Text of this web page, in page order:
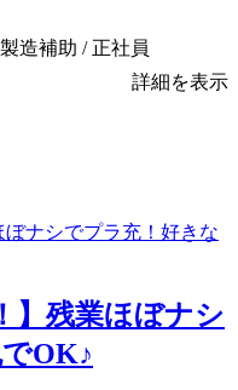
造補助 / 正社員
詳細を表示
】残業ほぼナシ
OK♪